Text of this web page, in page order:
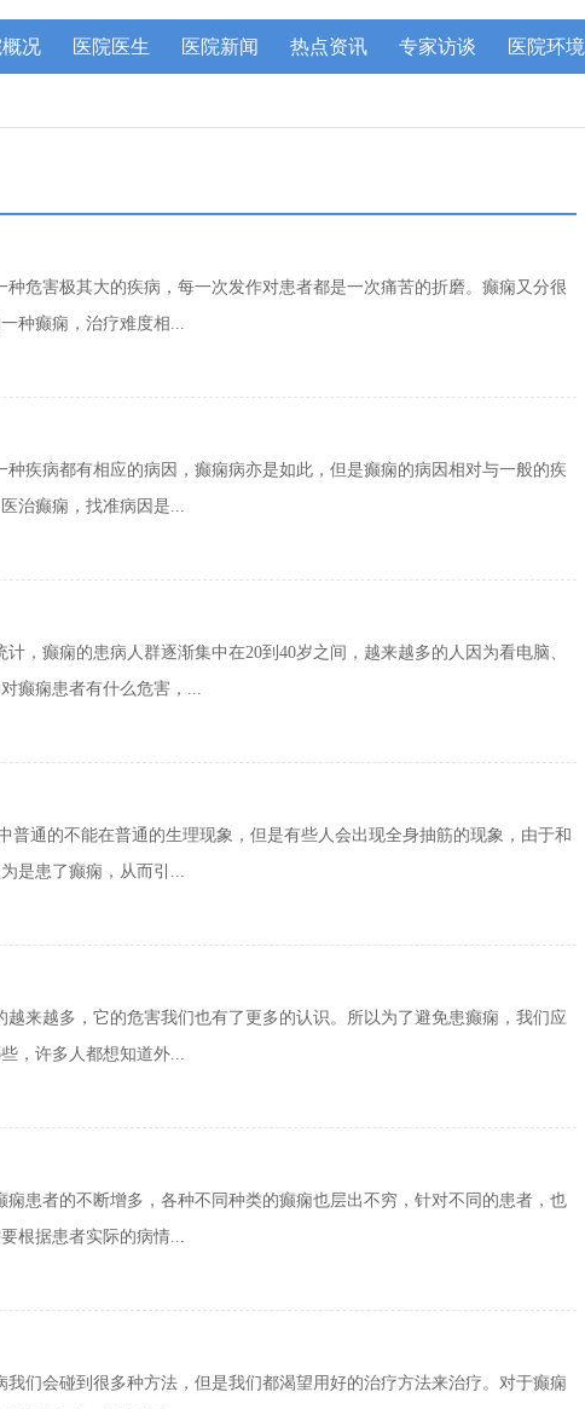
况 医院医生 医院新闻 热点资讯 专家访谈 医院环境
种危害极其大的疾病，每一次发作对患者都是一次痛苦的折磨。癫痫又分很
种癫痫，治疗难度相...
种疾病都有相应的病因，癫痫病亦是如此，但是癫痫的病因相对与一般的疾
治癫痫，找准病因是...
，癫痫的患病人群逐渐集中在20到40岁之间，越来越多的人因为看电脑、
癫痫患者有什么危害，...
普通的不能在普通的生理现象，但是有些人会出现全身抽筋的现象，由于和
是患了癫痫，从而引...
越来越多，它的危害我们也有了更多的认识。所以为了避免患癫痫，我们应
，许多人都想知道外...
痫患者的不断增多，各种不同种类的癫痫也层出不穷，针对不同的患者，也
根据患者实际的病情...
我们会碰到很多种方法，但是我们都渴望用好的治疗方法来治疗。对于癫痫